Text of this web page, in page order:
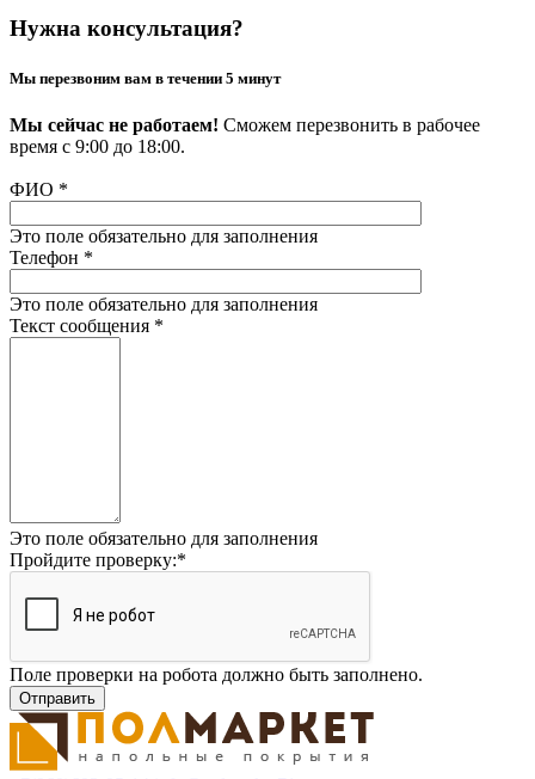
Нужна консультация?
Мы перезвоним вам в течении 5 минут
Мы сейчас не работаем! Сможем перезвонить в рабочее
время с 9:00 до 18:00.
ФИО *
Это поле обязательно для заполнения
Телефон *
Это поле обязательно для заполнения
Текст сообщения *
Это поле обязательно для заполнения
Пройдите проверку:*
Поле проверки на робота должно быть заполнено.